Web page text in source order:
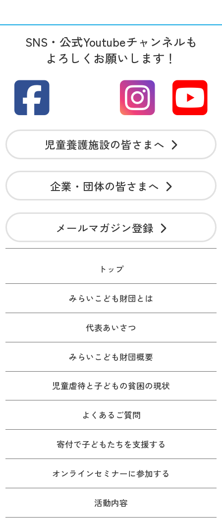
SNS・公式Youtubeチャンネルも
よろしくお願いします！
児童養護施設の皆さまへ
企業・団体の皆さまへ
メールマガジン登録
トップ
みらいこども財団とは
代表あいさつ
みらいこども財団概要
児童虐待と子どもの貧困の現状
よくあるご質問
寄付で子どもたちを支援する
オンラインセミナーに参加する
活動内容